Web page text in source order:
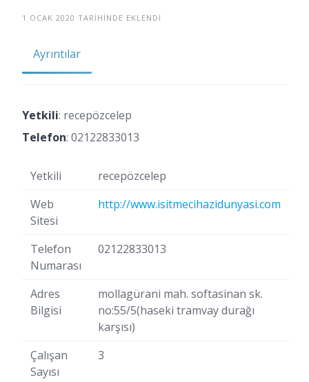
1 OCAK 2020 TARIHINDE EKLENDI
Ayrıntılar
Yetkili: recepözcelep
Telefon: 02122833013
Yetkili
recepözcelep
Web
Sitesi
http://www.isitmecihazidunyasi.com
Telefon
Numarası
02122833013
Adres
Bilgisi
mollagürani mah. softasinan sk.
no:55/5(haseki tramvay durağı
karşısı)
Çalışan
Sayısı
3